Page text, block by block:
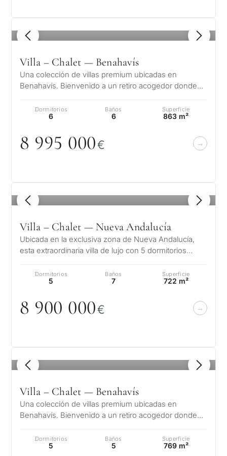
1 / 8
Villa – Chalet — Benahavís
Una colección de villas premium ubicadas en
Benahavís. Bienvenido a un retiro acogedor donde
Dormitorios
6
Baños
6
Superficie
863 m²
8 995 000€
1 / 8
Villa – Chalet — Nueva Andalucía
Ubicada en la exclusiva zona de Nueva Andalucía,
esta extraordinaria villa de lujo con 5 dormitorios
Dormitorios
5
Baños
7
Superficie
722 m²
8 900 000€
1 / 8
Villa – Chalet — Benahavís
Una colección de villas premium ubicadas en
Benahavís. Bienvenido a un retiro acogedor donde
Dormitorios
5
Baños
5
Superficie
769 m²
Selección
personalizada
de
propiedades
¿Con
qué
una
Consulta
Deja tu solicitud: te